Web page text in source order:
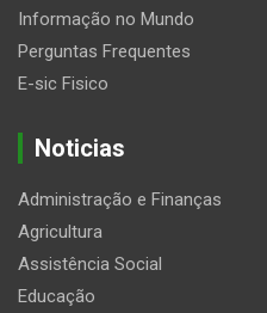
Informação no Mundo
Perguntas Frequentes
E-sic Fisico
Noticias
Administração e Finanças
Agricultura
Assistência Social
Educação